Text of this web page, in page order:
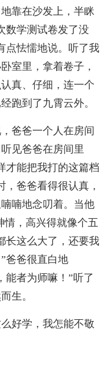
靠在沙发上，半眯
数学测试卷发了没
点怯懦地说。听了我
室里，拿着卷子，
真、仔细，连一个
跑到了九霄云外。
爸爸一个人在房间
见爸爸在房间里
才能把我打的这篇档
爸爸看得很认真，
喃地念叨着。当他
情，高兴得就像个五
长这么大了，还要我
爸爸很直白地
能者为师嘛！”听了
生。
好学，我怎能不敬